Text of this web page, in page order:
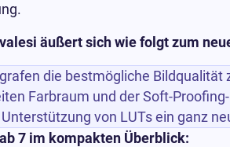
äußert sich wie folgt zum
die bestmögliche
Farbraum und der Soft-
von LUTs ein ganz
7 im kompakten Überblick: